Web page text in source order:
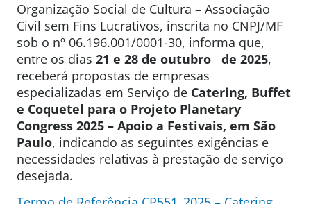
Organização Social de Cultura – Associação
Civil sem Fins Lucrativos, inscrita no CNPJ/MF
sob o nº 06.196.001/0001-30, informa que,
entre os dias 21 e 28 de outubro de 2025,
receberá propostas de empresas
especializadas em Serviço de Catering, Buffet
e Coquetel para o Projeto Planetary
Congress 2025 – Apoio a Festivais, em São
Paulo, indicando as seguintes exigências e
necessidades relativas à prestação de serviço
desejada.